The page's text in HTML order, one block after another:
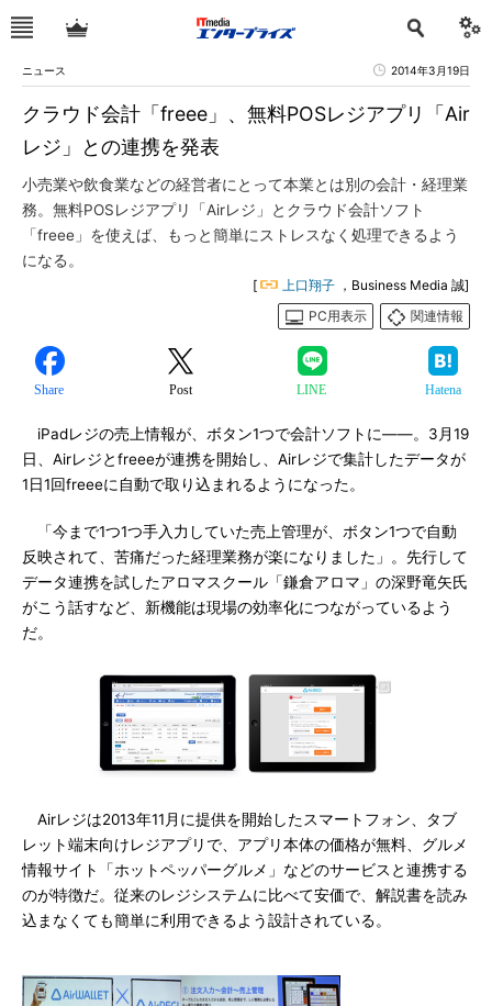
ニュース 2014年3月19日
クラウド会計「freee」、無料POSレジアプリ「Air
レジ」との連携を発表
小売業や飲食業などの経営者にとって本業とは別の会計・経理業
務。無料POSレジアプリ「Airレジ」とクラウド会計ソフト
「freee」を使えば、もっと簡単にストレスなく処理できるよう
になる。
[ 上口翔子 ，Business Media 誠]
PC用表示
関連情報
Share Post LINE Hatena
iPadレジの売上情報が、ボタン1つで会計ソフトに――。3月19
日、Airレジとfreeeが連携を開始し、Airレジで集計したデータが
1日1回freeeに自動で取り込まれるようになった。
「今まで1つ1つ手入力していた売上管理が、ボタン1つで自動
反映されて、苦痛だった経理業務が楽になりました」。先行して
データ連携を試したアロマスクール「鎌倉アロマ」の深野竜矢氏
がこう話すなど、新機能は現場の効率化につながっているよう
だ。
Airレジは2013年11月に提供を開始したスマートフォン、タブ
レット端末向けレジアプリで、アプリ本体の価格が無料、グルメ
情報サイト「ホットペッパーグルメ」などのサービスと連携する
のが特徴だ。従来のレジシステムに比べて安価で、解説書を読み
込まなくても簡単に利用できるよう設計されている。